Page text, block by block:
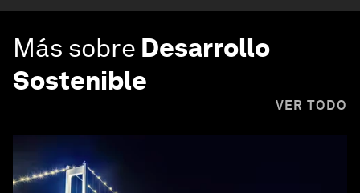
Más sobre Desarrollo
Sostenible
VER TODO